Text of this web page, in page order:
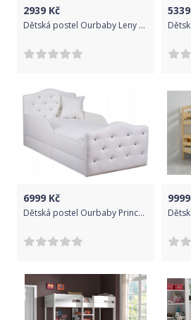
2939 Kč
Dětská postel Ourbaby Leny bílá 140x70 cm
5339
6999 Kč
Dětská postel Ourbaby Princess bílá 200x90 cm
9999